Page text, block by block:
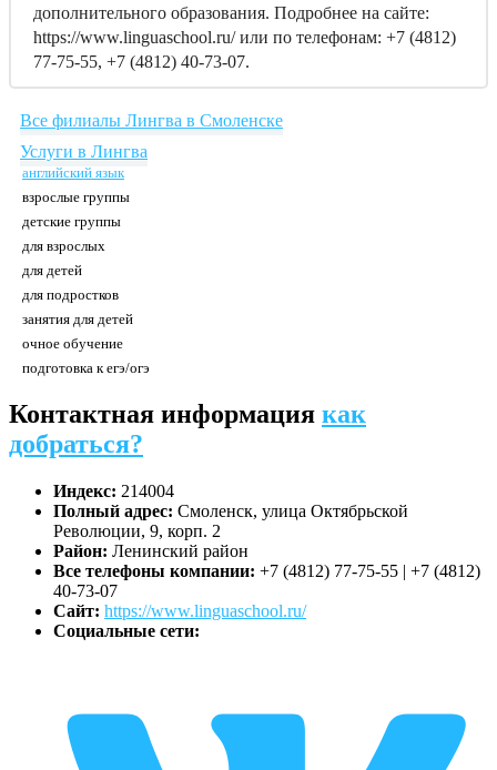
дополнительного образования. Подробнее на сайте:
https://www.linguaschool.ru/ или по телефонам: +7 (4812)
77-75-55, +7 (4812) 40-73-07.
Все филиалы Лингва в Смоленске
Услуги в Лингва
английский язык
взрослые группы
детские группы
для взрослых
для детей
для подростков
занятия для детей
очное обучение
подготовка к егэ/огэ
Контактная информация как
добраться?
Индекс: 214004
Полный адрес: Смоленск, улица Октябрьской
Революции, 9, корп. 2
Район: Ленинский район
Все телефоны компании: +7 (4812) 77-75-55 | +7 (4812)
40-73-07
Сайт: https://www.linguaschool.ru/
Социальные сети: